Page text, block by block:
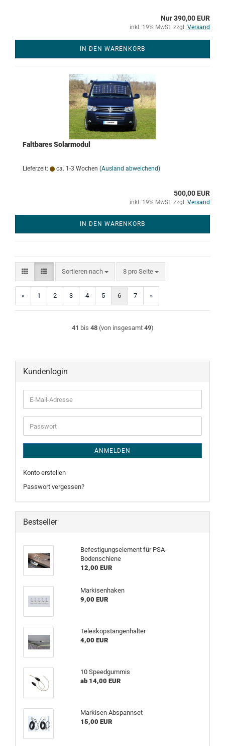
Nur 390,00 EUR
inkl. 19% MwSt. zzgl. Versand
IN DEN WARENKORB
Faltbares Solarmodul
Lieferzeit: ca. 1-3 Wochen (Ausland abweichend)
500,00 EUR
inkl. 19% MwSt. zzgl. Versand
IN DEN WARENKORB
Sortieren nach
Sortieren nach 8 pro Seite
pro Seite
« 1 2 3 4 5 6 7 »
41 bis 48(von insgesamt 49)
Kundenlogin
E-
Mail-
Adresse
Passwort
ANMELDEN
Konto erstellen
Passwort vergessen?
Bestseller
Befestigungselement für PSA-
Bodenschiene
12,00 EUR
Markisenhaken
9,00 EUR
Teleskopstangenhalter
4,00 EUR
10 Speedgummis
ab 14,00 EUR
Markisen Abspannset
15,00 EUR